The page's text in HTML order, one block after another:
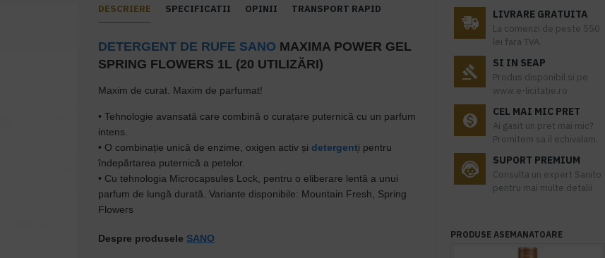
DESCRIERE SPECIFICATII OPINII TRANSPORT RAPID
DETERGENT DE RUFE SANO MAXIMA POWER GEL
SPRING FLOWERS 1L (20 UTILIZĂRI)
Maxim de curat. Maxim de parfumat!
• Tehnologie avansată care combină o curațare puternică cu un parfum
intens.
• O combinație unică de enzime, oxigen activ și detergenți pentru
îndepărtarea puternică a petelor.
• Cu tehnologia Microcapsules Lock, pentru o eliberare lentă a unui
parfum de lungă durată. Variante disponibile: Mountain Fresh, Spring
Flowers
Despre produsele SANO
LIVRARE GRATUITA
La comenzi de peste 550
lei fara TVA.
SI IN SEAP
Produs disponibil si pe
www.e-licitatie.ro
CEL MAI MIC PRET
Ai gasit un pret mai mic?
Promitem sa il echivalam.
SUPORT PREMIUM
Consulta un expert Sanito
pentru mai multe detalii
PRODUSE ASEMANATOARE